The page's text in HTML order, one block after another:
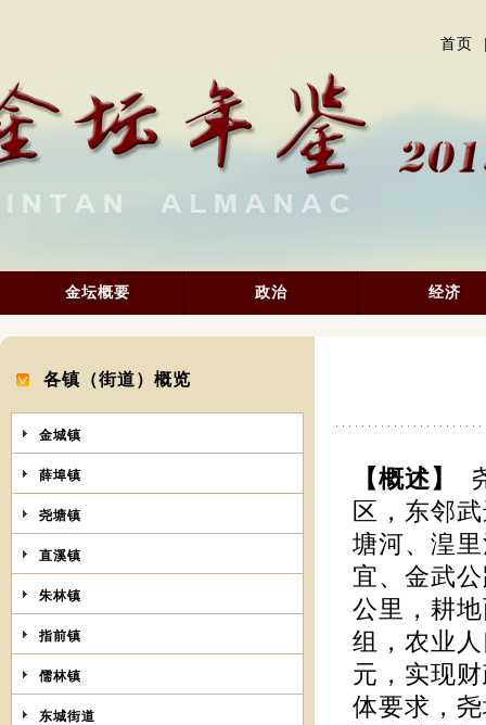
首页
金坛概要 政治 经济
各镇（街道）概览
金城镇
薛埠镇
尧塘镇
直溪镇
朱林镇
指前镇
儒林镇
东城街道
【概述】
区，东邻
塘河、湟
宜、金武
公里，耕
组，农业
元，实现
体要求，